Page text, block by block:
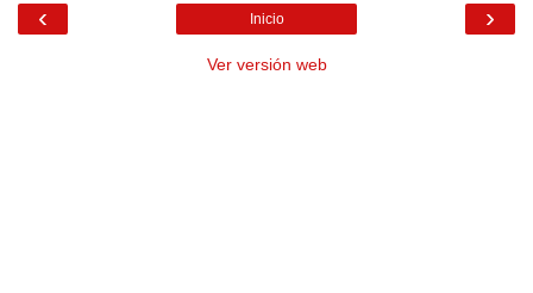
‹ ›
Inicio
Ver versión web